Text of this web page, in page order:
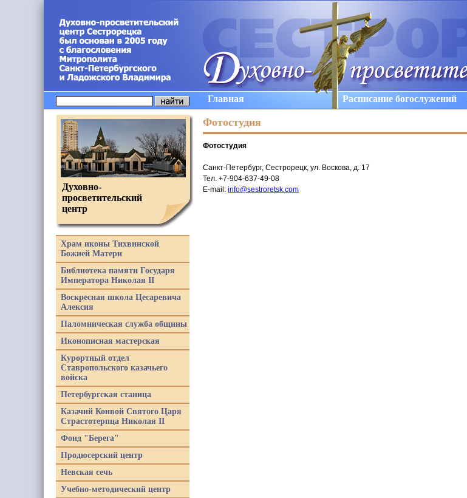
Главная Расписание богослужений
Фотостудия
Фотостудия
Санкт-Петербург, Сестрорецк, ул. Воскова, д. 17
Тел. +7-904-637-49-08
E-mail: info@sestroretsk.com
Духовно-
просветительский
центр
Храм иконы Тихвинской
Божией Матери
Библиотека памяти Государя
Императора Николая II
Воскресная школа Цесаревича
Алексия
Паломническая служба общины
Иконописная мастерская
Курортный отдел
Ставропольского казачьего
войска
Петербургская станица
Казачий Конвой Святого Царя
Страстотерпца Николая II
Фонд "Берега"
Продюсерский центр
Невская сечь
Учебно-методический центр